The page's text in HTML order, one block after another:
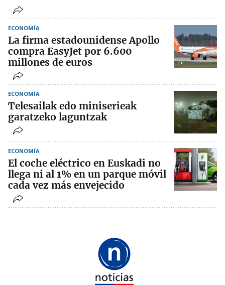
ECONOMÍA
La firma estadounidense Apollo
compra EasyJet por 6.600
millones de euros
ECONOMÍA
Telesailak edo miniserieak
garatzeko laguntzak
ECONOMÍA
El coche eléctrico en Euskadi no
llega ni al 1% en un parque móvil
cada vez más envejecido